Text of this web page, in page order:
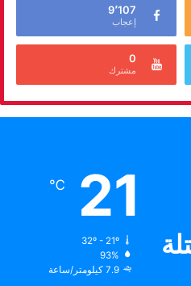
9٬107
إعجاب
0
مشترك
21
℃
32º - 21º
93%
7.9 كيلومتر/ساعة